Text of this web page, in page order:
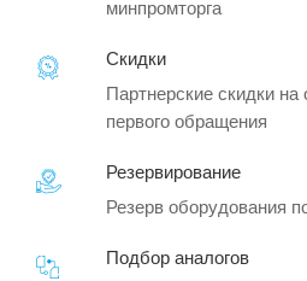
минпромторга
Скидки
Партнерские скидки на
первого обращения
Резервирование
Резерв оборудования
Подбор аналогов